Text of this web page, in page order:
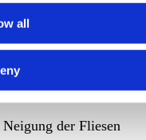
all
der Fliesen